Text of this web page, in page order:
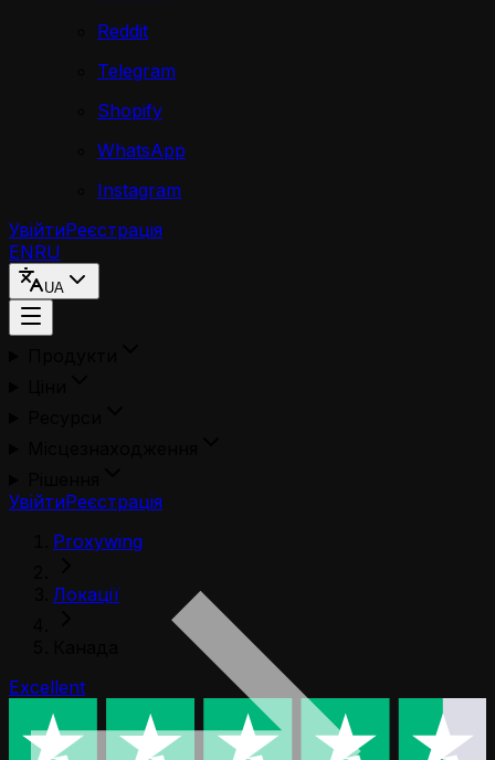
Reddit
Telegram
Shopify
WhatsApp
Instagram
УвійтиРеєстрація
ENRU
UA
УвійтиРеєстрація
Proxywing
Локації
Excellent